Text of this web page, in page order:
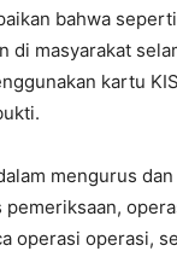
bahwa
di masyarakat
kartu
mengurus
pemeriksaan,
operasi operasi,